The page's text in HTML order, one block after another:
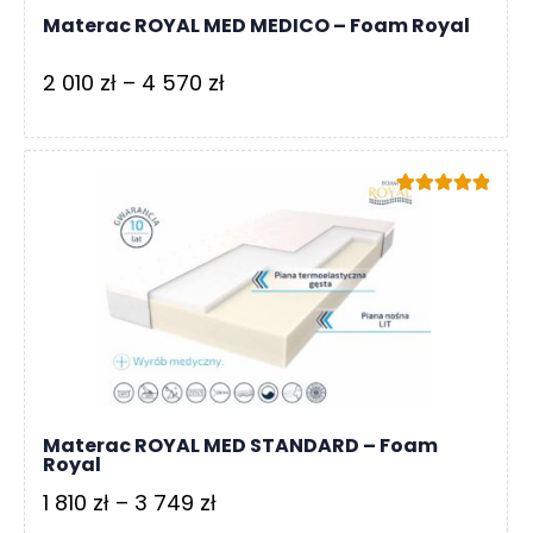
R
A
C
E
Ł
Ó
Ż
K
A
M
A
T
E
R
A
C
A
K
Materac ROYAL MED MEDICO – Foam Royal
2 010 zł – 4 570 złZakres
od
do
4
Materac ROYAL MED STANDARD – Foam
Royal
Oceniono
1 810 zł – 3 749 złZakres